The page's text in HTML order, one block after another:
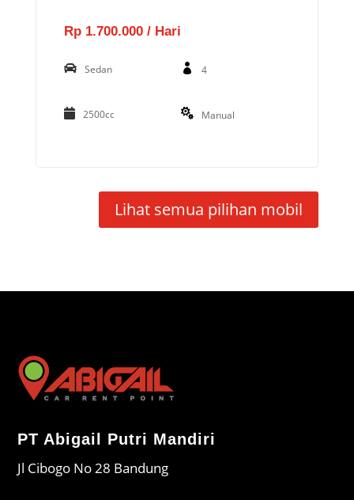
Rp 1.700.000 / Hari
Sedan 4
2500cc Manual
Lihat semua pilihan mobil
PT Abigail Putri Mandiri
Jl Cibogo No 28 Bandung